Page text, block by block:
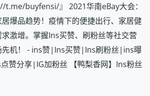
t.me/buyfensi/』 2021华南eBay大会：
爆品趋势！疫情下的便捷出行、家居健
激增。掌握Ins买赞、刷粉丝等社交营
先机！ - ins赞|Ins买赞|Ins刷粉丝|ins曝
赞分享|IG加粉丝 【鸭梨香网】Ins粉丝